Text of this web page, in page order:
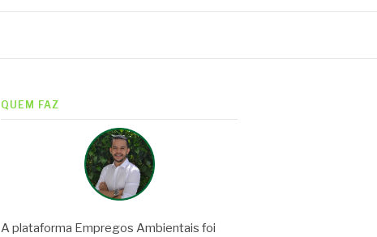
QUEM FAZ
A plataforma Empregos Ambientais foi